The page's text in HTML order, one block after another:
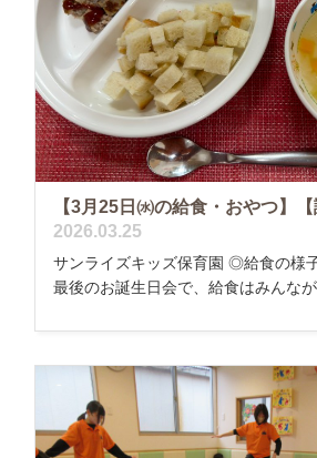
【3月25日㈬の給食・おやつ】【
2026.03.25
サンライズキッズ保育園 ◎給食の様
最後のお誕生日会で、給食はみんな